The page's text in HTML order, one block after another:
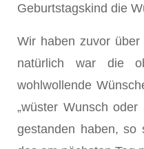
Geburtstagskind die
Wir haben zuvor über
natürlich war die
wohlwollende
„wüster Wunsch
gestanden haben, so